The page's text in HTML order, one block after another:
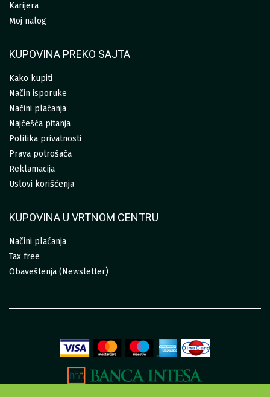
Karijera
Moj nalog
KUPOVINA PREKO SAJTA
Kako kupiti
Način isporuke
Načini plaćanja
Najčešća pitanja
Politika privatnosti
Prava potrošača
Reklamacija
Uslovi korišćenja
KUPOVINA U VRTNOM CENTRU
Načini plaćanja
Tax free
Obaveštenja (Newsletter)